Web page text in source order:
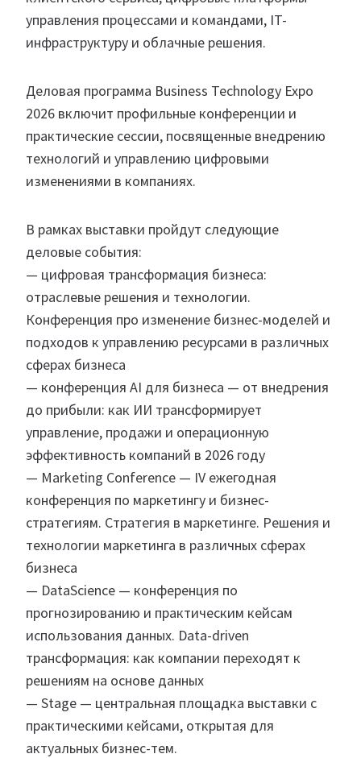
управления процессами и командами, IT-
инфраструктуру и облачные решения.
Деловая программа Business Technology Expo
2026 включит профильные конференции и
практические сессии, посвященные внедрению
технологий и управлению цифровыми
изменениями в компаниях.
В рамках выставки пройдут следующие
деловые события:
— цифровая трансформация бизнеса:
отраслевые решения и технологии.
Конференция про изменение бизнес-моделей и
подходов к управлению ресурсами в различных
сферах бизнеса
— конференция AI для бизнеса — от внедрения
до прибыли: как ИИ трансформирует
управление, продажи и операционную
эффективность компаний в 2026 году
— Marketing Conference — IV ежегодная
конференция по маркетингу и бизнес-
стратегиям. Стратегия в маркетинге. Решения и
технологии маркетинга в различных сферах
бизнеса
— DataScience — конференция по
прогнозированию и практическим кейсам
использования данных. Data-driven
трансформация: как компании переходят к
решениям на основе данных
— Stage — центральная площадка выставки с
практическими кейсами, открытая для
актуальных бизнес-тем.